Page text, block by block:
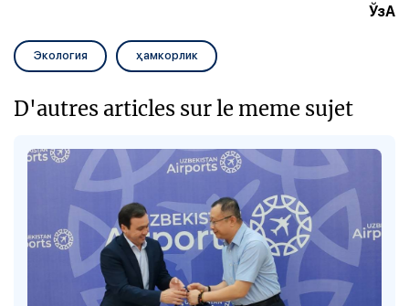
ЎзА
Экология ҳамкорлик
D'autres articles sur le meme sujet